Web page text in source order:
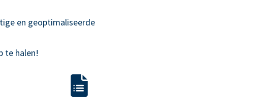
en geoptimaliseerde
te halen!